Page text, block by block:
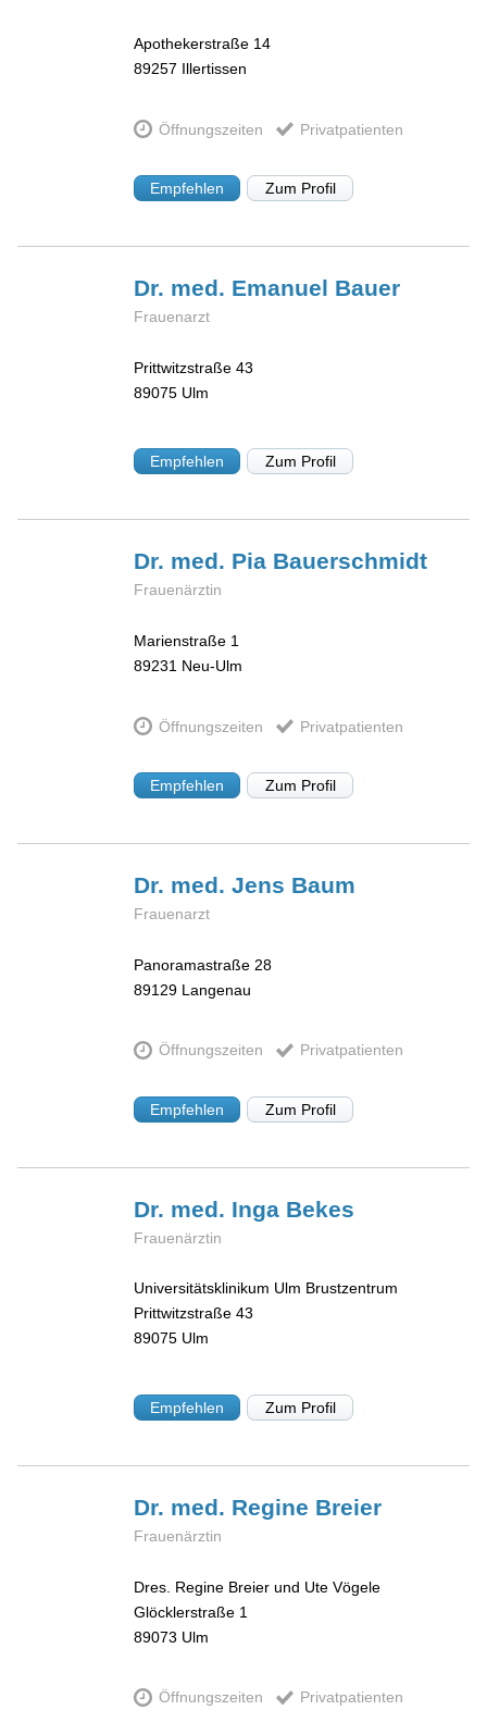
Apothekerstraße 14
89257 Illertissen
Öffnungszeiten Privatpatienten
Empfehlen Zum Profil
Dr. med. Emanuel Bauer
Frauenarzt
Prittwitzstraße 43
89075 Ulm
Empfehlen Zum Profil
Dr. med. Pia Bauerschmidt
Frauenärztin
Marienstraße 1
89231 Neu-Ulm
Öffnungszeiten Privatpatienten
Empfehlen Zum Profil
Dr. med. Jens Baum
Frauenarzt
Panoramastraße 28
89129 Langenau
Öffnungszeiten Privatpatienten
Empfehlen Zum Profil
Dr. med. Inga Bekes
Frauenärztin
Universitätsklinikum Ulm Brustzentrum
Prittwitzstraße 43
89075 Ulm
Empfehlen Zum Profil
Dr. med. Regine Breier
Frauenärztin
Dres. Regine Breier und Ute Vögele
Glöcklerstraße 1
89073 Ulm
Öffnungszeiten Privatpatienten